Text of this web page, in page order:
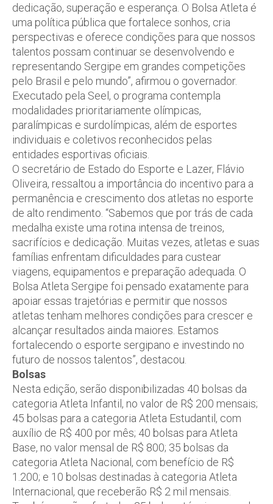
dedicação, superação e esperança. O Bolsa Atleta é
uma política pública que fortalece sonhos, cria
perspectivas e oferece condições para que nossos
talentos possam continuar se desenvolvendo e
representando Sergipe em grandes competições
pelo Brasil e pelo mundo”, afirmou o governador.
Executado pela Seel, o programa contempla
modalidades prioritariamente olímpicas,
paralímpicas e surdolímpicas, além de esportes
individuais e coletivos reconhecidos pelas
entidades esportivas oficiais.
O secretário de Estado do Esporte e Lazer, Flávio
Oliveira, ressaltou a importância do incentivo para a
permanência e crescimento dos atletas no esporte
de alto rendimento. “Sabemos que por trás de cada
medalha existe uma rotina intensa de treinos,
sacrifícios e dedicação. Muitas vezes, atletas e suas
famílias enfrentam dificuldades para custear
viagens, equipamentos e preparação adequada. O
Bolsa Atleta Sergipe foi pensado exatamente para
apoiar essas trajetórias e permitir que nossos
atletas tenham melhores condições para crescer e
alcançar resultados ainda maiores. Estamos
fortalecendo o esporte sergipano e investindo no
futuro de nossos talentos”, destacou.
Bolsas
Nesta edição, serão disponibilizadas 40 bolsas da
categoria Atleta Infantil, no valor de R$ 200 mensais;
45 bolsas para a categoria Atleta Estudantil, com
auxílio de R$ 400 por mês; 40 bolsas para Atleta
Base, no valor mensal de R$ 800; 35 bolsas da
categoria Atleta Nacional, com benefício de R$
1.200; e 10 bolsas destinadas à categoria Atleta
Internacional, que receberão R$ 2 mil mensais.